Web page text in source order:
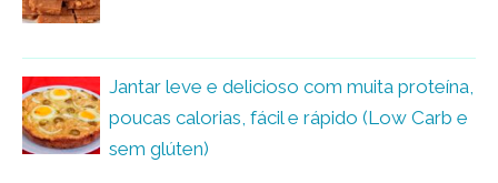
Jantar leve e delicioso com muita proteína,
poucas calorias, fácil e rápido (Low Carb e
sem glúten)